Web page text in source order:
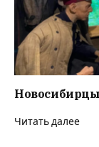
Читать далее